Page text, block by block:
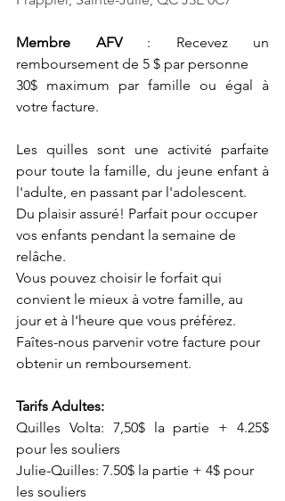
Membre AFV : Recevez un
remboursement de 5 $ par personne
30$ maximum par famille ou égal à
votre facture.
Les quilles sont une activité parfaite
pour toute la famille, du jeune enfant à
l'adulte, en passant par l'adolescent.
Du plaisir assuré! Parfait pour occuper
vos enfants pendant la semaine de
relâche.
Vous pouvez choisir le forfait qui
convient le mieux à votre famille, au
jour et à l'heure que vous préférez.
Faîtes-nous parvenir votre facture pour
obtenir un remboursement.
Tarifs Adultes:
Quilles Volta: 7,50$ la partie + 4.25$
pour les souliers
Julie-Quilles: 7.50$ la partie + 4$ pour
les souliers